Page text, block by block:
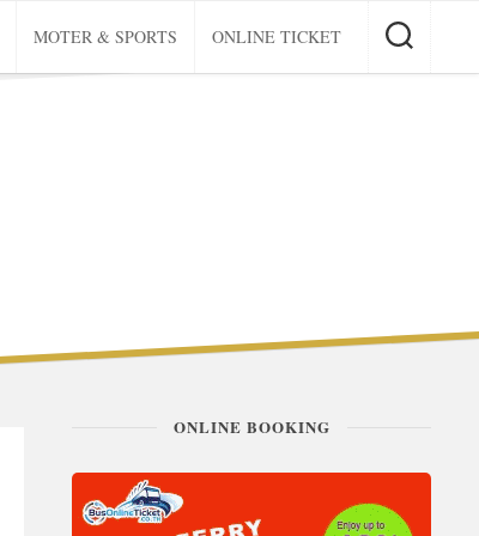
MOTER & SPORTS ONLINE TICKET
ONLINE BOOKING